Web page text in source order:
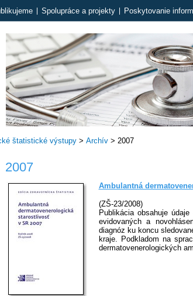
Spolupráce a projekty Poskytovanie
štatistické výstupy> Archív> 2007
2007
Ambulantná
(ZŠ-23/2008)
Publikácia obsahuje
evidovaných a
diagnóz ku koncu
kraje. Podkladom na
dermatovenerologických